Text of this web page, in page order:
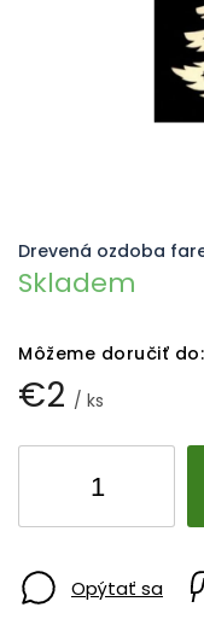
€2 / ks
Skladem
Môžeme doručiť do:
Drevená ozdoba
Opýtať sa